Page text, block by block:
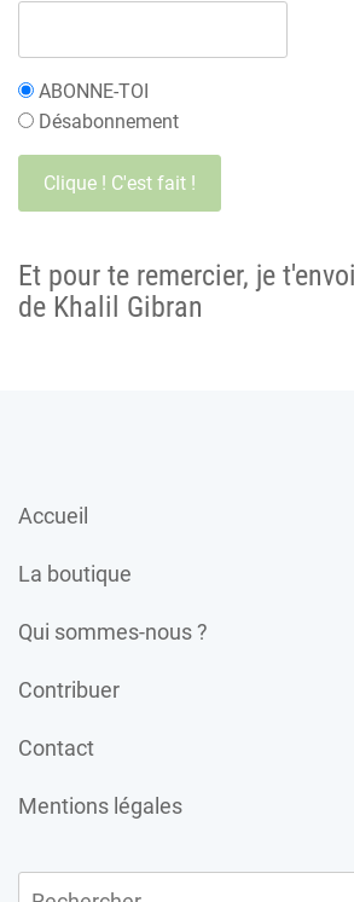
ABONNE-TOI
Désabonnement
Et pour te remercier, je
de Khalil Gibran
Accueil
La boutique
Qui sommes-nous ?
Contribuer
Contact
Mentions légales
Rechercher :